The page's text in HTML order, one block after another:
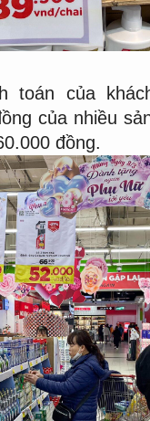
toán của
của nhiều
đồng.